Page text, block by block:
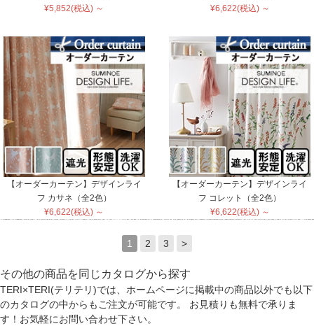
¥5,852(税込) ～
¥6,622(税込) ～
【オーダーカーテン】デザインライ
フ カサネ（全2色）
¥6,622(税込) ～
【オーダーカーテン】デザインライ
フ コレット（全2色）
¥6,622(税込) ～
1 2 3 >
その他の商品を同じカタログから探す
TERI×TERI(テリテリ)では、ホームページに掲載中の商品以外でも以下
のカタログの中からもご注文が可能です。 お見積りも無料で承りま
す！お気軽にお問い合わせ下さい。